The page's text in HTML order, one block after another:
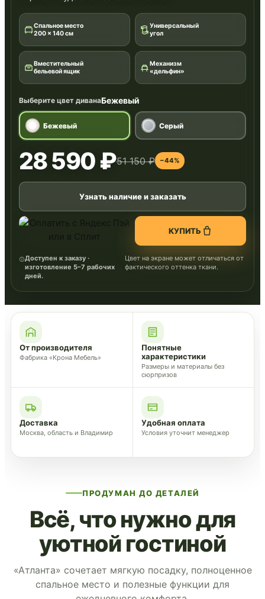
Спальное место
200 × 140 см
Универсальный
угол
Вместительный
бельевой ящик
Механизм
«дельфин»
Выберите цвет диванаБежевый
Бежевый Серый
28 590 ₽51 150 ₽ −44%
Узнать наличие и заказать
КУПИТЬ
Доступен к заказу ·
изготовление 5–7 рабочих
дней.
Цвет на экране может отличаться от
фактического оттенка ткани.
От производителя
Фабрика «Крона Мебель»
Понятные
характеристики
Размеры и материалы без
сюрпризов
Доставка
Москва, область и Владимир
Удобная оплата
Условия уточнит менеджер
ПРОДУМАН ДО ДЕТАЛЕЙ
Всё, что нужно для
уютной гостиной
«Атланта» сочетает мягкую посадку, полноценное
спальное место и полезные функции для